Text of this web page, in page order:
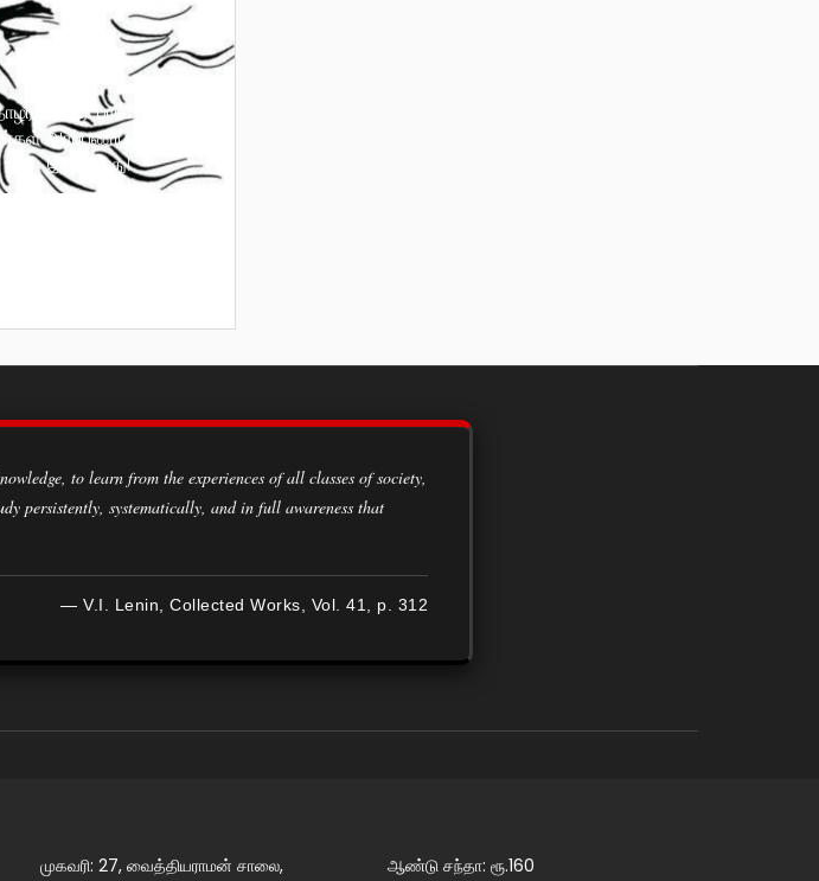
பி. ஆர். பரமேஸ்வரன்
அர்ப்பணிப்பு அளவிட
இயலாதது!
persistently, systematically, and in full awareness that
— V.I. Lenin, Collected Works, Vol. 41, p. 312
முகவரி: 27, வைத்தியராமன் சாலை, ஆண்டு சந்தா: ரூ.160